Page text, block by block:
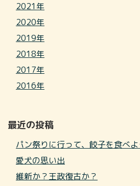
2021年
2020年
2019年
2018年
2017年
2016年
最近の投稿
パン祭りに行って、餃子を食べよ
愛犬の思い出
維新か？王政復古か？